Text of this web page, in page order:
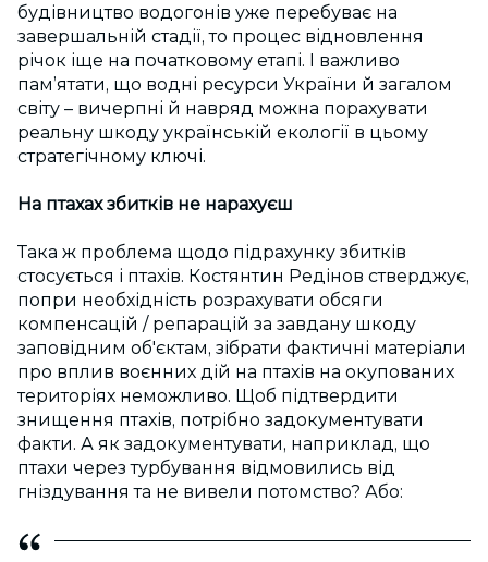
будівництво водогонів уже перебуває на
завершальній стадії, то процес відновлення
річок іще на початковому етапі. І важливо
пам’ятати, що водні ресурси України й загалом
світу – вичерпні й навряд можна порахувати
реальну шкоду українській екології в цьому
стратегічному ключі.
На птахах збитків не нарахуєш
Така ж проблема щодо підрахунку збитків
стосується і птахів. Костянтин Редінов стверджує,
попри необхідність розрахувати обсяги
компенсацій / репарацій за завдану шкоду
заповідним об'єктам, зібрати фактичні матеріали
про вплив воєнних дій на птахів на окупованих
територіях неможливо. Щоб підтвердити
знищення птахів, потрібно задокументувати
факти. А як задокументувати, наприклад, що
птахи через турбування відмовились від
гніздування та не вивели потомство? Або: